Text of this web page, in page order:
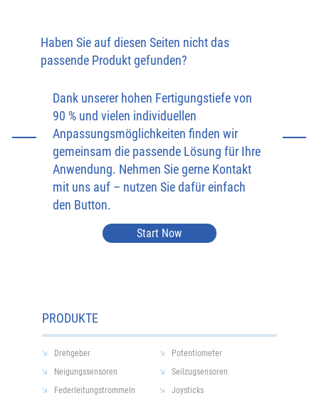
Haben Sie auf diesen Seiten nicht das
passende Produkt gefunden?
Dank unserer hohen Fertigungstiefe von
90 % und vielen individuellen
Anpassungsmöglichkeiten finden wir
gemeinsam die passende Lösung für Ihre
Anwendung. Nehmen Sie gerne Kontakt
mit uns auf – nutzen Sie dafür einfach
den Button.
Start Now
PRODUKTE
Drehgeber
Potentiometer
Neigungssensoren
Seilzugsensoren
Federleitungstrommeln
Joysticks